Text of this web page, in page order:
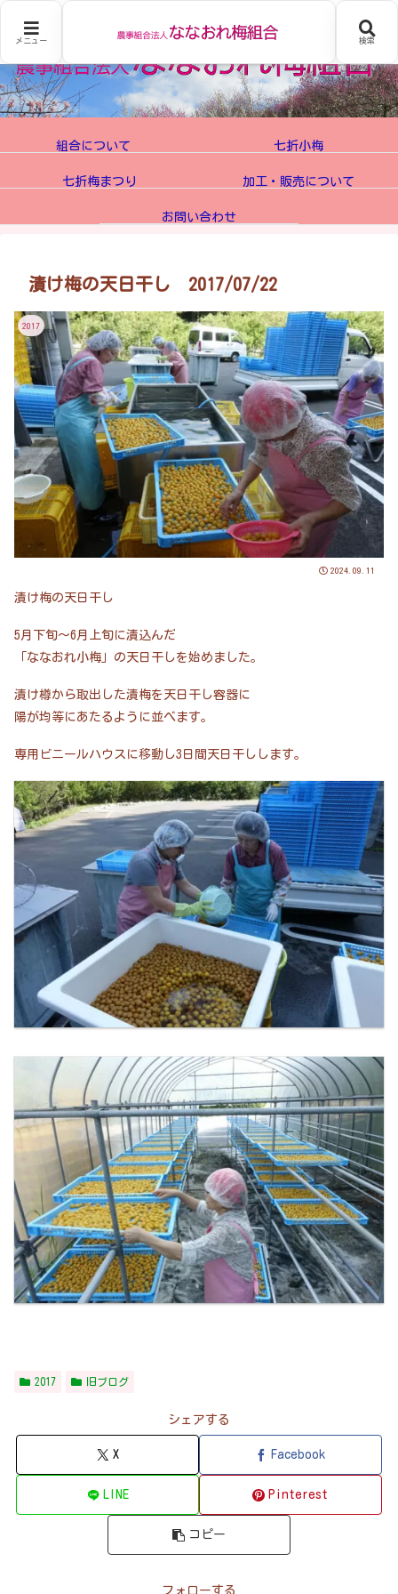
組合について 七折小梅
七折梅まつり 加工・販売について
お問い合わせ
漬け梅の天日干し 2017/07/22
2017
2024.09.11
漬け梅の天日干し
5月下旬～6月上旬に漬込んだ
「ななおれ小梅」の天日干しを始めました。
漬け樽から取出した漬梅を天日干し容器に
陽が均等にあたるように並べます。
専用ビニールハウスに移動し3日間天日干しします。
2017 旧ブログ
シェアする
X Facebook
LINE Pinterest
コピー
フォローする
メニュー 検索